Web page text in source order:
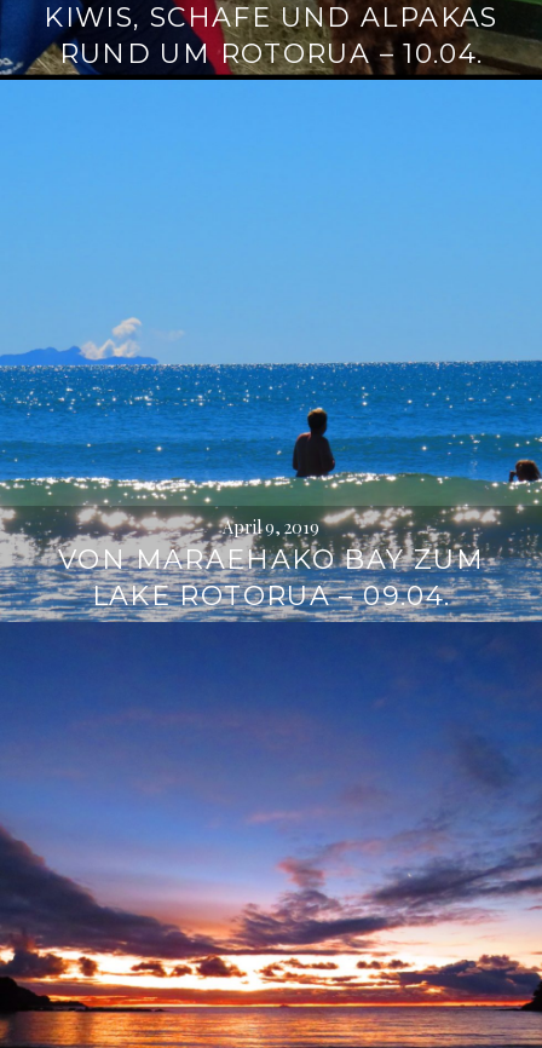
KIWIS, SCHAFE UND ALPAKAS
RUND UM ROTORUA – 10.04.
April 9, 2019
VON MARAEHAKO BAY ZUM
LAKE ROTORUA – 09.04.